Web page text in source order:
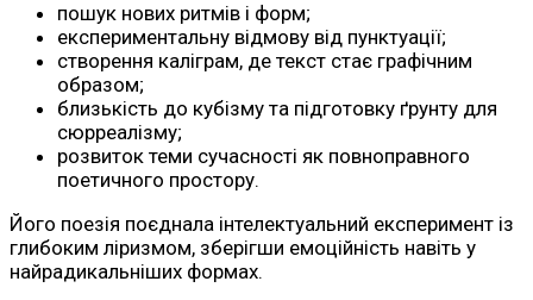
пошук нових ритмів і форм;
експериментальну відмову від пунктуації;
створення каліграм, де текст стає графічним
образом;
близькість до кубізму та підготовку ґрунту для
сюрреалізму;
розвиток теми сучасності як повноправного
поетичного простору.
Його поезія поєднала інтелектуальний експеримент із
глибоким ліризмом, зберігши емоційність навіть у
найрадикальніших формах.